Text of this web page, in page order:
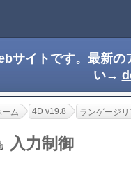
サイトです。最新
い→
ーム 4D v19.8 ランゲージ
入力制御